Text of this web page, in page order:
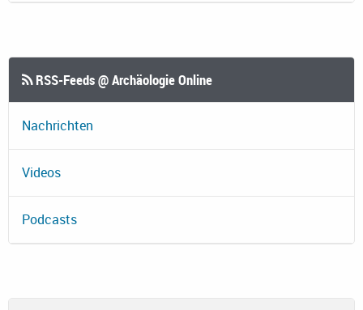
RSS-Feeds @ Archäologie Online
Nachrichten
Videos
Podcasts